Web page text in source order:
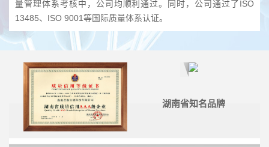
量管理体系考核中，公司均顺利通过。同时，公司通过了ISO
13485、ISO 9001等国际质量体系认证。
湖南省知名品牌